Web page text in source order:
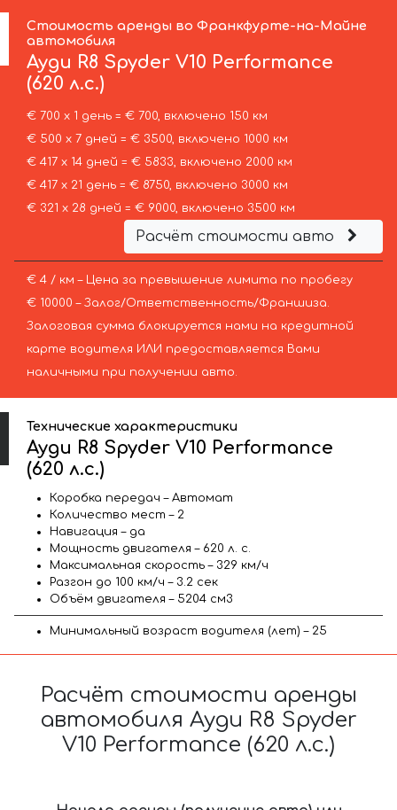
Стоимость аренды во Франкфурте-на-Майне
автомобиля
Ауди R8 Spyder V10 Performance
(620 л.с.)
€ 700 х 1 день = € 700, включено 150 км
€ 500 х 7 дней = € 3500, включено 1000 км
€ 417 х 14 дней = € 5833, включено 2000 км
€ 417 х 21 день = € 8750, включено 3000 км
€ 321 х 28 дней = € 9000, включено 3500 км
Расчёт стоимости авто
€ 4 / км – Цена за превышение лимита по пробегу
€ 10000 – Залог/Ответственность/Франшиза.
Залоговая сумма блокируется нами на кредитной
карте водителя ИЛИ предоставляется Вами
наличными при получении авто.
Технические характеристики
Ауди R8 Spyder V10 Performance
(620 л.с.)
Коробка передач – Автомат
Количество мест – 2
Навигация – да
Мощность двигателя – 620 л. с.
Максимальная скорость – 329 км/ч
Разгон до 100 км/ч – 3.2 сек
Объём двигателя – 5204 см3
Минимальный возраст водителя (лет) – 25
Расчёт стоимости аренды
автомобиля Ауди R8 Spyder
V10 Performance (620 л.с.)